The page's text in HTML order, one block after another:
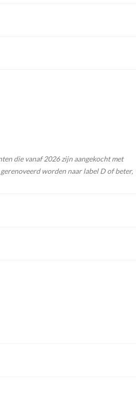
die vanaf 2026 zijn aangekocht met
worden naar label D of beter,